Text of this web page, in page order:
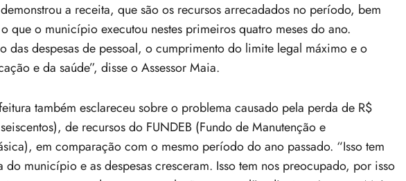
a receita, que são os recursos arrecadados no período, bem
que o município executou nestes primeiros quatro meses do ano.
das despesas de pessoal, o cumprimento do limite legal máximo e o
e da saúde”, disse o Assessor Maia.
também esclareceu sobre o problema causado pela perda de R$
de recursos do FUNDEB (Fundo de Manutenção e
em comparação com o mesmo período do ano passado. “Isso tem
município e as despesas cresceram. Isso tem nos preocupado, por isso